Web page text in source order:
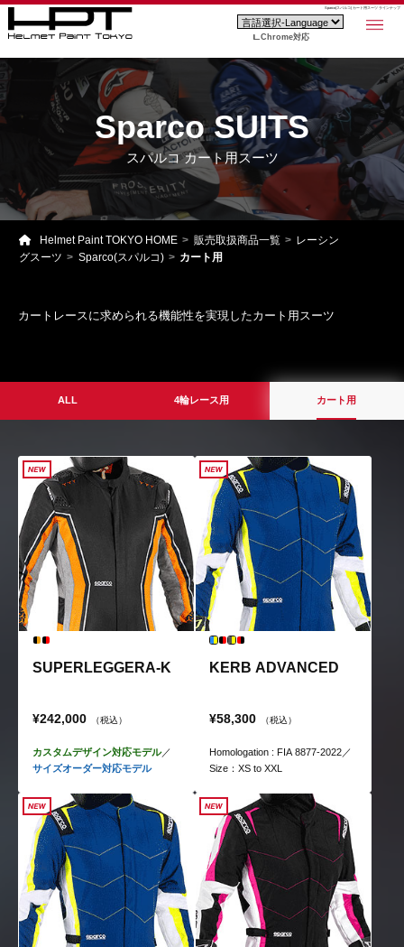
Sparco(スパルコ) カート用スーツ ラインナップ
Chrome対応
Sparco SUITS
スパルコ カート用スーツ
Helmet Paint TOKYO HOME 販売取扱商品一覧
レーシン
グスーツ
Sparco(スパルコ) カート用
カートレースに求められる機能性を実現したカート用スーツ
ALL 4輪レース用 カート用
SUPERLEGGERA-K
¥242,000 （税込）
カスタムデザイン対応モデル／
サイズオーダー対応モデル
KERB ADVANCED
¥58,300 （税込）
Homologation : FIA 8877-2022／
Size：XS to XXL